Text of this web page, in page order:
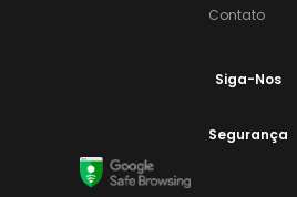
Contato
Siga-Nos
Segurança